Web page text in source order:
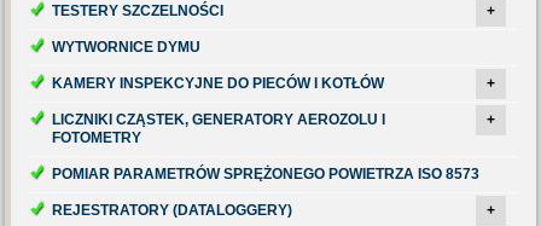
TESTERY SZCZELNOŚCI +
WYTWORNICE DYMU
KAMERY INSPEKCYJNE DO PIECÓW I KOTŁÓW +
LICZNIKI CZĄSTEK, GENERATORY AEROZOLU I
FOTOMETRY
+
POMIAR PARAMETRÓW SPRĘŻONEGO POWIETRZA ISO 8573
REJESTRATORY (DATALOGGERY) +